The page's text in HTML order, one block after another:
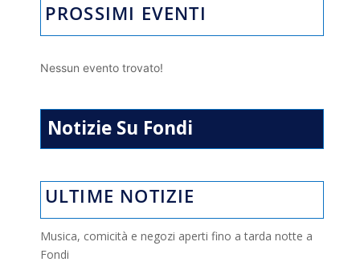
PROSSIMI EVENTI
Nessun evento trovato!
Notizie Su Fondi
ULTIME NOTIZIE
Musica, comicità e negozi aperti fino a tarda notte a
Fondi